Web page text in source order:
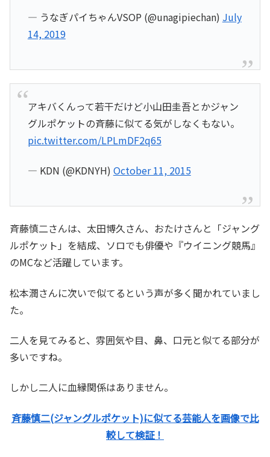
— うなぎパイちゃんVSOP (@unagipiechan) July
14, 2019
アキバくんって若干だけど小山田圭吾とかジャン
グルポケットの斉藤に似てる気がしなくもない。
pic.twitter.com/LPLmDF2q65
— KDN (@KDNYH) October 11, 2015
斉藤慎二さんは、太田博久さん、おたけさんと「ジャング
ルポケット」を結成、ソロでも俳優や『ウイニング競馬』
のMCなど活躍しています。
松本潤さんに次いで似てるという声が多く聞かれていまし
た。
二人を見てみると、雰囲気や目、鼻、口元と似てる部分が
多いですね。
しかし二人に血縁関係はありません。
斉藤慎二(ジャングルポケット)に似てる芸能人を画像で比
較して検証！